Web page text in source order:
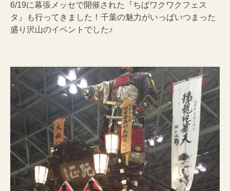
6/19に幕張メッセで開催された『ちばワクワクフェス
タ』も行ってきました！千葉の魅力がいっぱいつまった
盛り沢山のイベントでした♪